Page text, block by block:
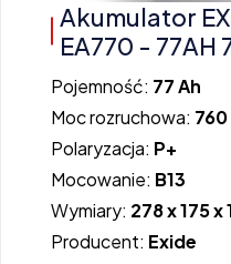
Akumulator
EA770 - 77AH
Pojemność: 77 Ah
Moc rozruchowa: 760
Polaryzacja: P+
Mocowanie: B13
Wymiary: 278 x 175 x
Producent: Exide